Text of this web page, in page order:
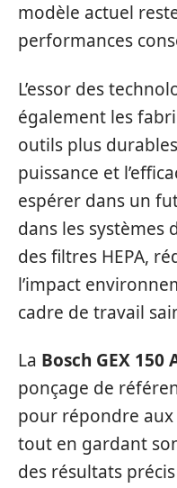
modèle actuel
performances
L’essor des
également les
outils plus
puissance et
espérer dans un
dans les systèmes
des filtres HEPA,
l’impact
cadre de travail
La Bosch GEX 150
ponçage de
pour répondre
tout en gardant
des résultats